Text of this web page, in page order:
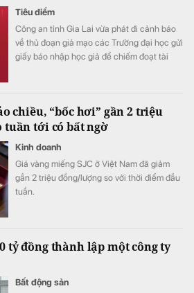
Tiêu điểm
Công an tỉnh Gia Lai vừa phát đi cảnh báo
về thủ đoạn giả mạo các Trường đại học gửi
giấy báo nhập học giả để chiếm đoạt tài
chiều, “bốc hơi” gần 2 triệu
tới có bất ngờ
Kinh doanh
Giá vàng miếng SJC ở Việt Nam đã giảm
gần 2 triệu đồng/lượng so với thời điểm đầu
tuần.
tỷ đồng thành lập một công ty
Bất động sản